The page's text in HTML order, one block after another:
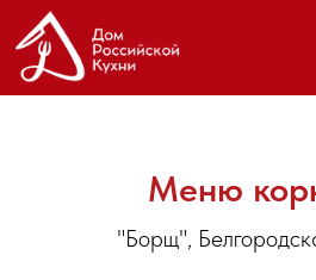
Меню
"Борщ",